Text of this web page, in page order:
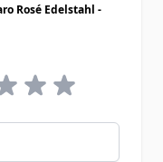
Rosé Edelstahl -